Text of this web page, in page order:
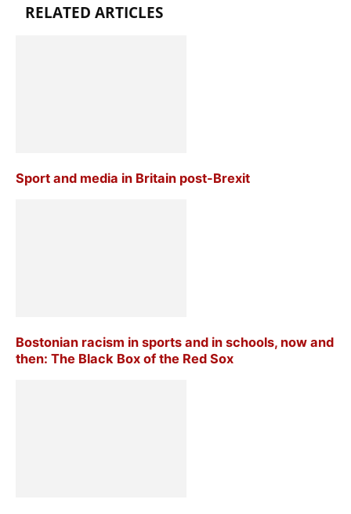
RELATED ARTICLES
Sport and media in Britain post-Brexit
Bostonian racism in sports and in schools, now and
then: The Black Box of the Red Sox